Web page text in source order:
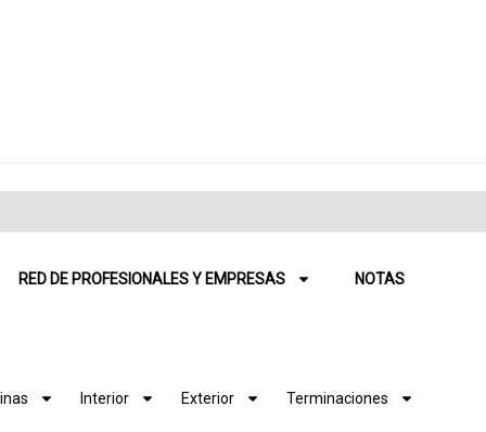
RED DE PROFESIONALES Y EMPRESAS NOTAS
Interior Exterior Terminaciones